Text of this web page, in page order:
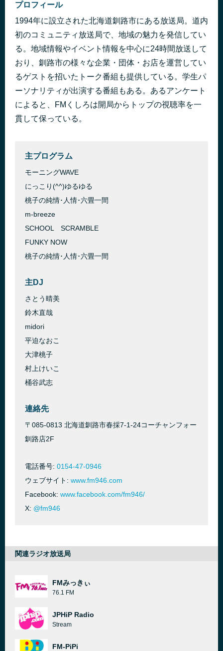
プロフィール
1994年に設立された北海道釧路市にある放送局。道内
初のコミュニティ放送局で、地域の魅力を発信してい
る。地域情報やイベント情報を中心に24時間放送して
おり、釧路市の様々な企業・団体・お店を運営してい
るゲストを招いたトーク番組も提供している。学生パ
ーソナリティが出演する番組もある。あるアンケート
によると、FMくしろは開局からトップの視聴率を一
貫して保っている。
主プログラム
モーニングWAVE
にっこり(^^)ゆるゆる
桃子の純情･人情･六畳一間
m-breeze
SCHOOL SCRAMBLE
FUNKY NOW
桃子の純情･人情･六畳一間
主DJ
さとう晴美
鈴木直哉
midori
平迫なおこ
大津桃子
村上けいこ
桶谷武志
連絡先
〒085-0813 北海道釧路市春採7-1-24コーチャンフォー
釧路店2F
電話番号: 0154-47-0946
ウェブサイト: www.fm946.com
Facebook: www.facebook.com/fm946/
X: @fm946
関連ラジオ放送局
FMみっきぃ
76.1 FM
JPHiP Radio
Stream
FM-PiPi